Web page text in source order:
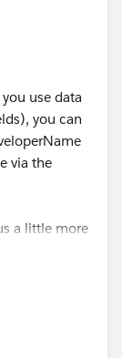
use data
you can
via the
a little more